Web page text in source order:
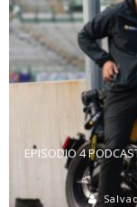
EPISODIO 4